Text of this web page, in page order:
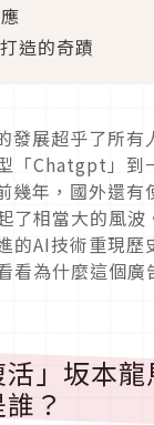
造的奇蹟
發展超乎了所有
「Chatgpt」到
幾年，國外還有
了相當大的風波
的AI技術重現歷
看為什麼這個廣
」坂本
？